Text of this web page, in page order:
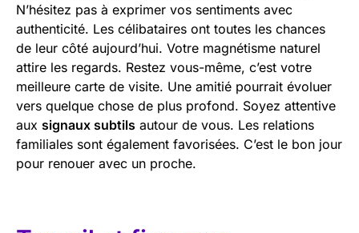
N’hésitez pas à exprimer vos sentiments avec
authenticité. Les célibataires ont toutes les chances
de leur côté aujourd’hui. Votre magnétisme naturel
attire les regards. Restez vous-même, c’est votre
meilleure carte de visite. Une amitié pourrait évoluer
vers quelque chose de plus profond. Soyez attentive
aux signaux subtils autour de vous. Les relations
familiales sont également favorisées. C’est le bon jour
pour renouer avec un proche.